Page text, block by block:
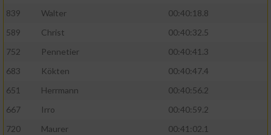
839
Walter
00:40:18.8
589
Christ
00:40:32.5
752
Pennetier
00:40:41.3
683
Kökten
00:40:47.4
651
Herrmann
00:40:56.2
667
Irro
00:40:59.2
720
Maurer
00:41:02.1